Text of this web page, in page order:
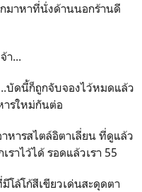
มาหาที่นั่งด้านนอกร้านดี
า...
บัดนี้ก็ถูกจับจองไว้หมดแล้ว
ารใหม่กันต่อ
หารสไตล์อิตาเลี่ยน ที่ดูแล้ว
ราไว้ได้ รอดแล้วเรา 55
โล้โก้สีเขียวเด่นสะดุดตา